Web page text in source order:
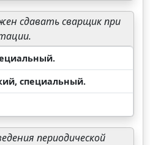
сдавать сварщик при
специальный.
периодической